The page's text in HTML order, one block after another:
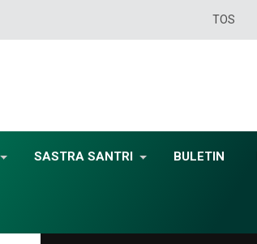
TOS
SASTRA SANTRI BULETIN